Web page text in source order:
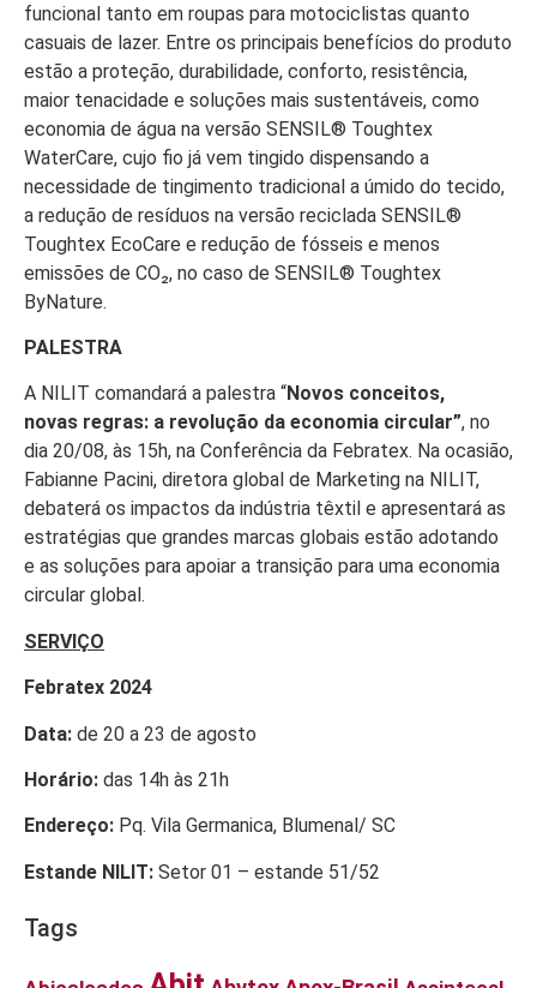
funcional tanto em roupas para motociclistas quanto
casuais de lazer. Entre os principais benefícios do produto
estão a proteção, durabilidade, conforto, resistência,
maior tenacidade e soluções mais sustentáveis, como
economia de água na versão SENSIL® Toughtex
WaterCare, cujo fio já vem tingido dispensando a
necessidade de tingimento tradicional a úmido do tecido,
a redução de resíduos na versão reciclada SENSIL®
Toughtex EcoCare e redução de fósseis e menos
emissões de CO₂, no caso de SENSIL® Toughtex
ByNature.
PALESTRA
A NILIT comandará a palestra “Novos conceitos,
novas regras: a revolução da economia circular”, no
dia 20/08, às 15h, na Conferência da Febratex. Na ocasião,
Fabianne Pacini, diretora global de Marketing na NILIT,
debaterá os impactos da indústria têxtil e apresentará as
estratégias que grandes marcas globais estão adotando
e as soluções para apoiar a transição para uma economia
circular global.
SERVIÇO
Febratex 2024
Data: de 20 a 23 de agosto
Horário: das 14h às 21h
Endereço: Pq. Vila Germanica, Blumenal/ SC
Estande NILIT: Setor 01 – estande 51/52
Tags